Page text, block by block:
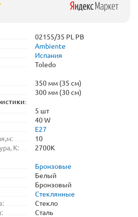
02155/35 PL PB
Ambiente
Испания
Toledo
350 мм (35 см)
300 мм (30 см)
5 шт
40 W
E27
10
K:
2700K
Бронзовые
Белый
Бронзовый
Стеклянные
Стекло
Сталь